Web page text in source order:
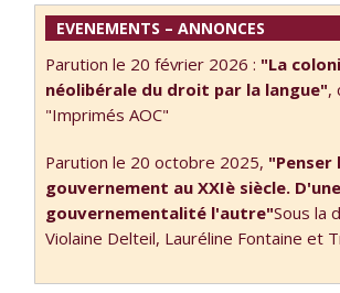
espace de
déploiement
d’une …
EVENEMENTS – ANNONCES
Parution le 20 février 2026 : "La
néolibérale du droit par la langue",
"Imprimés AOC"
Parution le 20 octobre 2025, "Penser
gouvernement au XXIè siècle. D'une
gouvernementalité l'autre"Sous la
Violaine Delteil, Lauréline Fontaine et